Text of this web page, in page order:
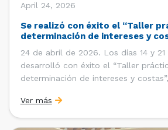
April 24, 2026
Se realizó con éxito el “Taller
determinación de intereses y
24 de abril de 2026. Los días 14 y
desarrolló con éxito el “Taller
determinación de intereses y
Universidad Católica de Chile y
de la Universidad de Chicago) y
Ver más